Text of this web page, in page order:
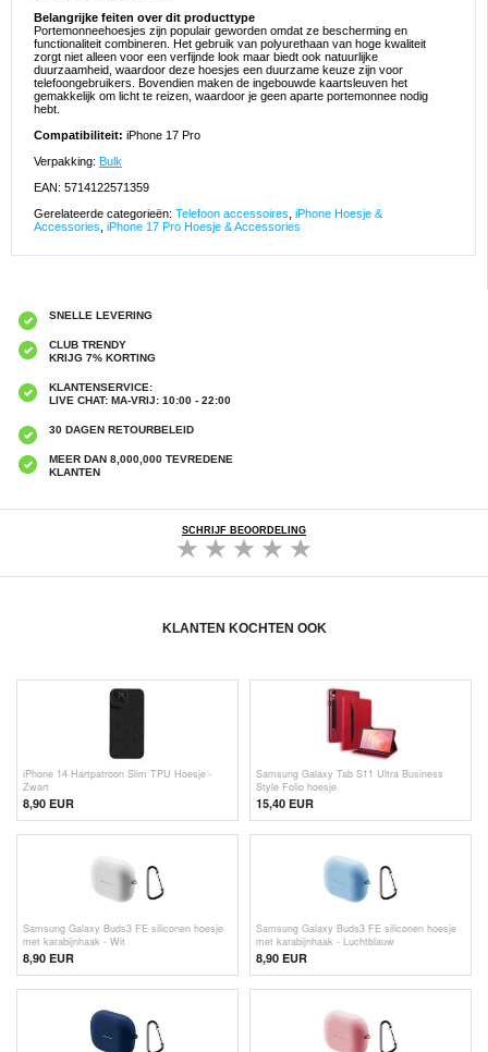
Belangrijke feiten over dit producttype
Portemonneehoesjes zijn populair geworden omdat ze bescherming en
functionaliteit combineren. Het gebruik van polyurethaan van hoge kwaliteit
zorgt niet alleen voor een verfijnde look maar biedt ook natuurlijke
duurzaamheid, waardoor deze hoesjes een duurzame keuze zijn voor
telefoongebruikers. Bovendien maken de ingebouwde kaartsleuven het
gemakkelijk om licht te reizen, waardoor je geen aparte portemonnee nodig
hebt.
Compatibiliteit: iPhone 17 Pro
Verpakking: Bulk
EAN: 5714122571359
Gerelateerde categorieën: Telefoon accessoires iPhone Hoesje &
Accessories iPhone 17 Pro Hoesje & Accessories
SNELLE LEVERING
CLUB TRENDY
KRIJG 7% KORTING
KLANTENSERVICE:
LIVE CHAT: MA-VRIJ: 10:00 - 22:00
30 DAGEN RETOURBELEID
MEER DAN 8,000,000 TEVREDENE
KLANTEN
SCHRIJF BEOORDELING
KLANTEN KOCHTEN OOK
iPhone 14 Hartpatroon Slim TPU Hoesje -
Zwart
8,90 EUR
Samsung Galaxy Tab S11 Ultra Business
Style Folio hoesje
15,40 EUR
Samsung Galaxy Buds3 FE siliconen hoesje
met karabijnhaak - Wit
8,90 EUR
Samsung Galaxy Buds3 FE siliconen hoesje
met karabijnhaak - Luchtblauw
8,90 EUR